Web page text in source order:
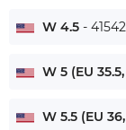
W 4.5 -
W 5 (EU
W 5.5 (EU